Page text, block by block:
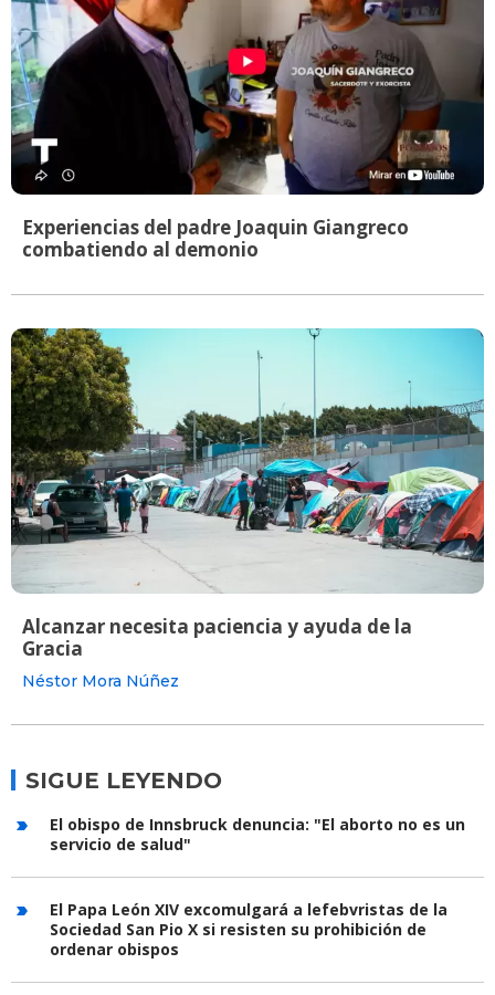
Experiencias del padre Joaquin Giangreco
combatiendo al demonio
Alcanzar necesita paciencia y ayuda de la
Gracia
Néstor Mora Núñez
SIGUE LEYENDO
El obispo de Innsbruck denuncia: "El aborto no es un
servicio de salud"
El Papa León XIV excomulgará a lefebvristas de la
Sociedad San Pio X si resisten su prohibición de
ordenar obispos